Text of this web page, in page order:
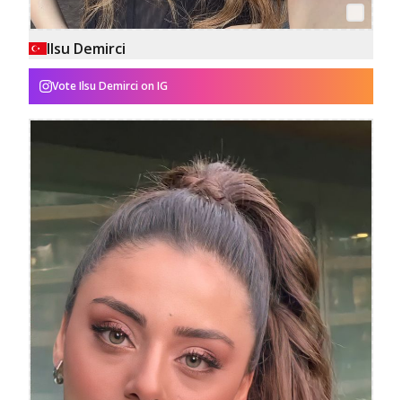
Ilsu Demirci
VoteIlsu Demircion IG